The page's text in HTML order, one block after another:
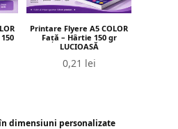
Printare Flyere A5 COLOR
Față – Hârtie 150 gr
LUCIOASĂ
0,21 lei
dimensiuni personalizate